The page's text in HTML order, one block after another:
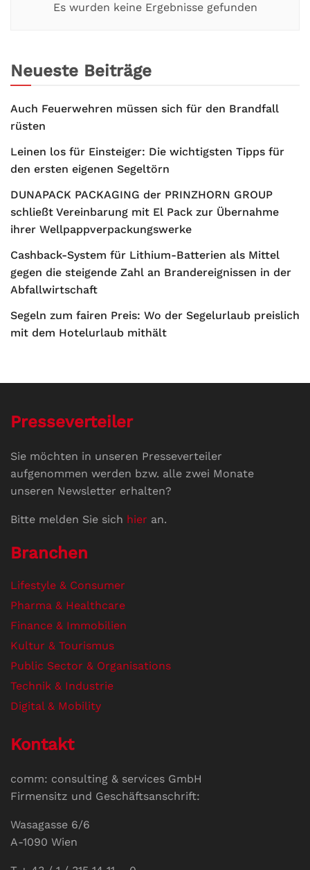
Es wurden keine Ergebnisse gefunden
Neueste Beiträge
Auch Feuerwehren müssen sich für den Brandfall
rüsten
Leinen los für Einsteiger: Die wichtigsten Tipps für
den ersten eigenen Segeltörn
DUNAPACK PACKAGING der PRINZHORN GROUP
schließt Vereinbarung mit El Pack zur Übernahme
ihrer Wellpappverpackungswerke
Cashback-System für Lithium-Batterien als Mittel
gegen die steigende Zahl an Brandereignissen in der
Abfallwirtschaft
Segeln zum fairen Preis: Wo der Segelurlaub preislich
mit dem Hotelurlaub mithält
Presseverteiler
Sie möchten in unseren Presseverteiler
aufgenommen werden bzw. alle zwei Monate
unseren Newsletter erhalten?
Bitte melden Sie sich hier an.
Branchen
Lifestyle & Consumer
Pharma & Healthcare
Finance & Immobilien
Kultur & Tourismus
Public Sector & Organisations
Technik & Industrie
Digital & Mobility
Kontakt
comm: consulting & services GmbH
Firmensitz und Geschäftsanschrift:
Wasagasse 6/6
A-1090 Wien